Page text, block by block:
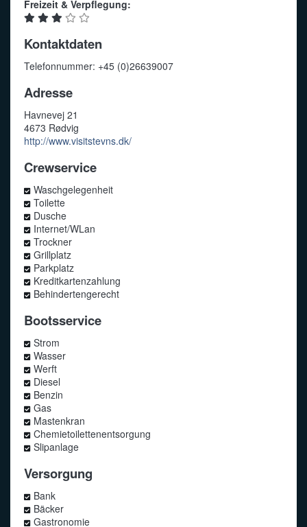
Freizeit & Verpflegung:
Kontaktdaten
Telefonnummer: +45 (0)26639007
Adresse
Havnevej 21
4673 Rødvig
http://www.visitstevns.dk/
Crewservice
Waschgelegenheit
Toilette
Dusche
Internet/WLan
Trockner
Grillplatz
Parkplatz
Kreditkartenzahlung
Behindertengerecht
Bootsservice
Strom
Wasser
Werft
Diesel
Benzin
Gas
Mastenkran
Chemietoilettenentsorgung
Slipanlage
Versorgung
Bank
Bäcker
Gastronomie